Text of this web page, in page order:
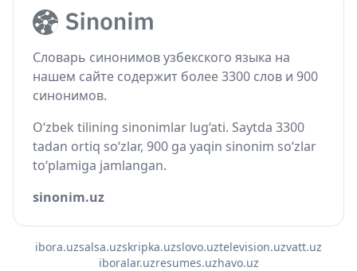
Словарь синонимов узбекского языка на
нашем сайте содержит более 3300 слов и 900
синонимов.
O‘zbek tilining sinonimlar lug‘ati. Saytda 3300
tadan ortiq so‘zlar, 900 ga yaqin sinonim so‘zlar
to‘plamiga jamlangan.
sinonim.uz
ibora.uzsalsa.uzskripka.uzslovo.uztelevision.uzvatt.uz
iboralar.uzresumes.uzhavo.uz